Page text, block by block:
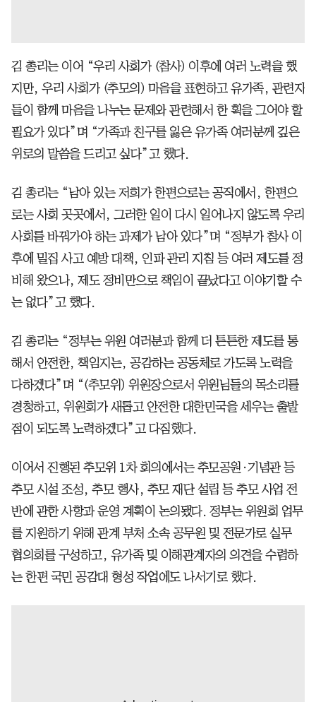
김 총리는 이어 “우리 사회가 (참사) 이후에 여러 노력을 했
지만, 우리 사회가 (추모의) 마음을 표현하고 유가족, 관련자
들이 함께 마음을 나누는 문제와 관련해서 한 획을 그어야 할
필요가 있다”며 “가족과 친구를 잃은 유가족 여러분께 깊은
위로의 말씀을 드리고 싶다”고 했다.
김 총리는 “남아 있는 저희가 한편으로는 공직에서, 한편으
로는 사회 곳곳에서, 그러한 일이 다시 일어나지 않도록 우리
사회를 바꿔가야 하는 과제가 남아 있다”며 “정부가 참사 이
후에 밀집 사고 예방 대책, 인파 관리 지침 등 여러 제도를 정
비해 왔으나, 제도 정비만으로 책임이 끝났다고 이야기할 수
는 없다”고 했다.
김 총리는 “정부는 위원 여러분과 함께 더 튼튼한 제도를 통
해서 안전한, 책임지는, 공감하는 공동체로 가도록 노력을
다하겠다”며 “(추모위) 위원장으로서 위원님들의 목소리를
경청하고, 위원회가 새롭고 안전한 대한민국을 세우는 출발
점이 되도록 노력하겠다”고 다짐했다.
이어서 진행된 추모위 1차 회의에서는 추모공원·기념관 등
추모 시설 조성, 추모 행사, 추모 재단 설립 등 추모 사업 전
반에 관한 사항과 운영 계획이 논의됐다. 정부는 위원회 업무
를 지원하기 위해 관계 부처 소속 공무원 및 전문가로 실무
협의회를 구성하고, 유가족 및 이해관계자의 의견을 수렴하
는 한편 국민 공감대 형성 작업에도 나서기로 했다.